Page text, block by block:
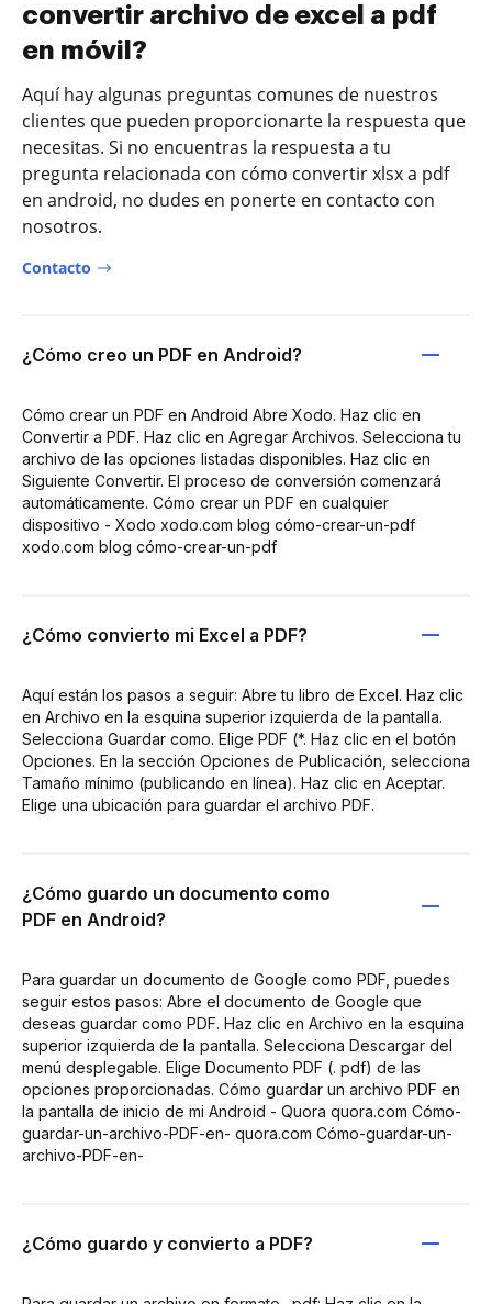
convertir archivo de excel a pdf
en móvil?
Aquí hay algunas preguntas comunes de nuestros
clientes que pueden proporcionarte la respuesta que
necesitas. Si no encuentras la respuesta a tu
pregunta relacionada con cómo convertir xlsx a pdf
en android, no dudes en ponerte en contacto con
nosotros.
Contacto
¿Cómo creo un PDF en Android?
Cómo crear un PDF en Android Abre Xodo. Haz clic en
Convertir a PDF. Haz clic en Agregar Archivos. Selecciona tu
archivo de las opciones listadas disponibles. Haz clic en
Siguiente Convertir. El proceso de conversión comenzará
automáticamente. Cómo crear un PDF en cualquier
dispositivo - Xodo xodo.com blog cómo-crear-un-pdf
xodo.com blog cómo-crear-un-pdf
¿Cómo convierto mi Excel a PDF?
Aquí están los pasos a seguir: Abre tu libro de Excel. Haz clic
en Archivo en la esquina superior izquierda de la pantalla.
Selecciona Guardar como. Elige PDF (*. Haz clic en el botón
Opciones. En la sección Opciones de Publicación, selecciona
Tamaño mínimo (publicando en línea). Haz clic en Aceptar.
Elige una ubicación para guardar el archivo PDF.
¿Cómo guardo un documento como
PDF en Android?
Para guardar un documento de Google como PDF, puedes
seguir estos pasos: Abre el documento de Google que
deseas guardar como PDF. Haz clic en Archivo en la esquina
superior izquierda de la pantalla. Selecciona Descargar del
menú desplegable. Elige Documento PDF (. pdf) de las
opciones proporcionadas. Cómo guardar un archivo PDF en
la pantalla de inicio de mi Android - Quora quora.com Cómo-
guardar-un-archivo-PDF-en- quora.com Cómo-guardar-un-
archivo-PDF-en-
¿Cómo guardo y convierto a PDF?